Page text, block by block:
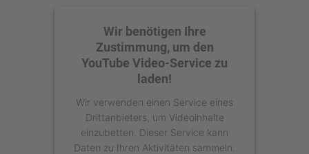
Wir benötigen Ihre
Zustimmung, um den
YouTube Video-Service zu
laden!
Wir verwenden einen Service eines
Drittanbieters, um Videoinhalte
einzubetten. Dieser Service kann
Daten zu Ihren Aktivitäten sammeln.